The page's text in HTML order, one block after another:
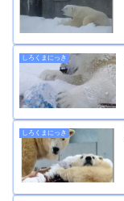
しろくまにっき
しろくまにっき